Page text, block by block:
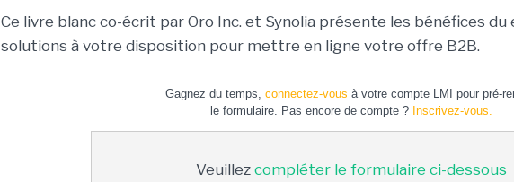
Ce livre blanc co-écrit par Oro Inc. et Synolia présente les bénéfices
solutions à votre disposition pour mettre en ligne votre offre B2B.
Gagnez du temps, connectez-vous à votre compte LMI pour pré-
le formulaire. Pas encore de compte ? Inscrivez-vous.
Veuillez compléter le formulaire ci-dessous